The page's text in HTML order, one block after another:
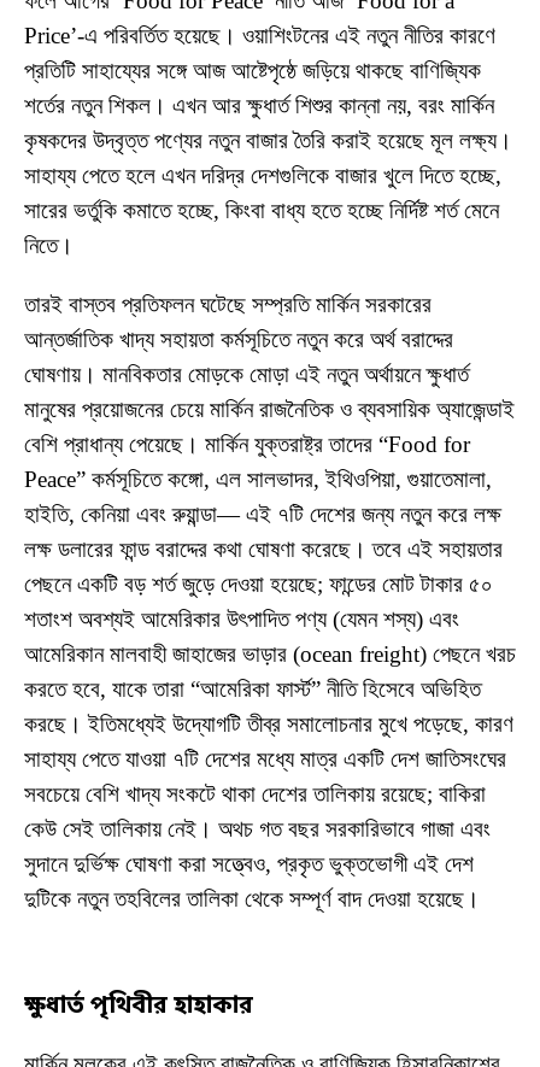
Price’-এ পরিবর্তিত হয়েছে। ওয়াশিংটনের এই নতুন নীতির কারণে
প্রতিটি সাহায্যের সঙ্গে আজ আষ্টেপৃষ্ঠে জড়িয়ে থাকছে বাণিজ্যিক
শর্তের নতুন শিকল। এখন আর ক্ষুধার্ত শিশুর কান্না নয়, বরং মার্কিন
কৃষকদের উদ্বৃত্ত পণ্যের নতুন বাজার তৈরি করাই হয়েছে মূল লক্ষ্য।
সাহায্য পেতে হলে এখন দরিদ্র দেশগুলিকে বাজার খুলে দিতে হচ্ছে,
সারের ভর্তুকি কমাতে হচ্ছে, কিংবা বাধ্য হতে হচ্ছে নির্দিষ্ট শর্ত মেনে
নিতে।
তারই বাস্তব প্রতিফলন ঘটেছে সম্প্রতি মার্কিন সরকারের
আন্তর্জাতিক খাদ্য সহায়তা কর্মসূচিতে নতুন করে অর্থ বরাদ্দের
ঘোষণায়। মানবিকতার মোড়কে মোড়া এই নতুন অর্থায়নে ক্ষুধার্ত
মানুষের প্রয়োজনের চেয়ে মার্কিন রাজনৈতিক ও ব্যবসায়িক অ্যাজেন্ডাই
বেশি প্রাধান্য পেয়েছে। মার্কিন যুক্তরাষ্ট্র তাদের “Food for
Peace” কর্মসূচিতে কঙ্গো, এল সালভাদর, ইথিওপিয়া, গুয়াতেমালা,
হাইতি, কেনিয়া এবং রুয়ান্ডা— এই ৭টি দেশের জন্য নতুন করে লক্ষ
লক্ষ ডলারের ফান্ড বরাদ্দের কথা ঘোষণা করেছে। তবে এই সহায়তার
পেছনে একটি বড় শর্ত জুড়ে দেওয়া হয়েছে; ফান্ডের মোট টাকার ৫০
শতাংশ অবশ্যই আমেরিকার উৎপাদিত পণ্য (যেমন শস্য) এবং
আমেরিকান মালবাহী জাহাজের ভাড়ার (ocean freight) পেছনে খরচ
করতে হবে, যাকে তারা “আমেরিকা ফার্স্ট” নীতি হিসেবে অভিহিত
করছে। ইতিমধ্যেই উদ্যোগটি তীব্র সমালোচনার মুখে পড়েছে, কারণ
সাহায্য পেতে যাওয়া ৭টি দেশের মধ্যে মাত্র একটি দেশ জাতিসংঘের
সবচেয়ে বেশি খাদ্য সংকটে থাকা দেশের তালিকায় রয়েছে; বাকিরা
কেউ সেই তালিকায় নেই। অথচ গত বছর সরকারিভাবে গাজা এবং
সুদানে দুর্ভিক্ষ ঘোষণা করা সত্ত্বেও, প্রকৃত ভুক্তভোগী এই দেশ
দুটিকে নতুন তহবিলের তালিকা থেকে সম্পূর্ণ বাদ দেওয়া হয়েছে।
ক্ষুধার্ত পৃথিবীর হাহাকার